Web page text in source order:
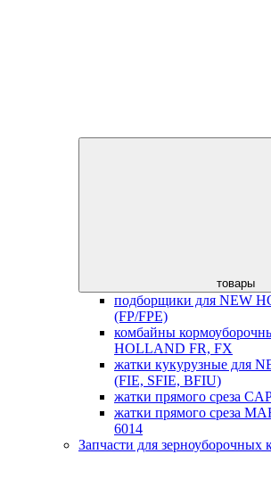
товары
подборщики для NEW
(FP/FPE)
комбайны
HOLLAND FR, FX
жатки кукурузные для
(FIE, SFIE, BFIU)
жатки прямого среза
жатки прямого среза
6014
Запчасти для зерноуборочных